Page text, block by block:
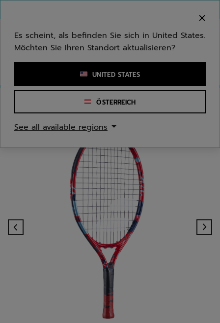
Stichwort oder Artikelnummer eingeben
Es scheint, als befinden Sie sich in United States.
Möchten Sie Ihren Standort aktualisieren?
UNITED STATES
ÖSTERREICH
See all available regions